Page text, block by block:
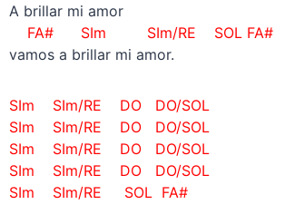
A brillar mi amor
FA# SIm SIm/RE SOL FA#
vamos a brillar mi amor.
SIm SIm/RE DO DO/SOL
SIm SIm/RE DO DO/SOL
SIm SIm/RE DO DO/SOL
SIm SIm/RE DO DO/SOL
SIm SIm/RE SOL FA#